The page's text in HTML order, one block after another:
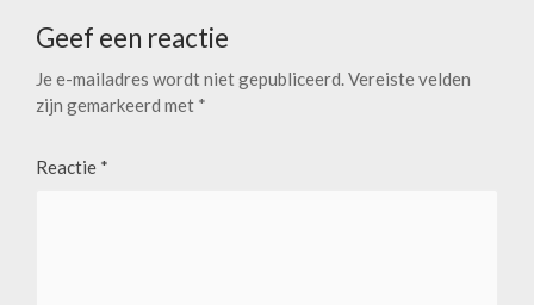
Geef een reactie
Je e-mailadres wordt niet gepubliceerd. Vereiste velden
zijn gemarkeerd met *
Reactie *